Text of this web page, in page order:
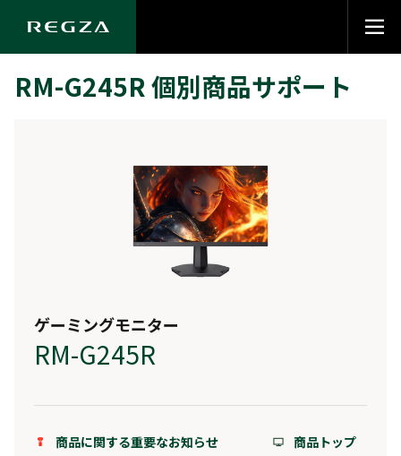
RM-G245R 個別商品サポート
ゲーミングモニター
RM-G245R
商品に関する重要なお知らせ
商品トップ